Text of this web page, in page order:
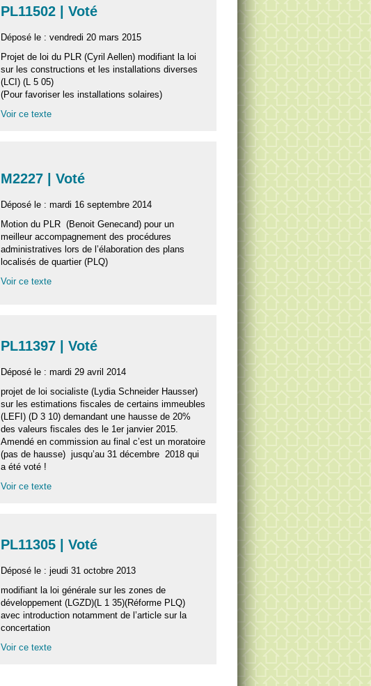
PL11502 | Voté
Déposé le : vendredi 20 mars 2015
Projet de loi du PLR (Cyril Aellen) modifiant la loi
sur les constructions et les installations diverses
(LCI) (L 5 05)
(Pour favoriser les installations solaires)
Voir ce texte
M2227 | Voté
Déposé le : mardi 16 septembre 2014
Motion du PLR (Benoit Genecand) pour un
meilleur accompagnement des procédures
administratives lors de l’élaboration des plans
localisés de quartier (PLQ)
Voir ce texte
PL11397 | Voté
Déposé le : mardi 29 avril 2014
projet de loi socialiste (Lydia Schneider Hausser)
sur les estimations fiscales de certains immeubles
(LEFI) (D 3 10) demandant une hausse de 20%
des valeurs fiscales des le 1er janvier 2015.
Amendé en commission au final c’est un moratoire
(pas de hausse) jusqu’au 31 décembre 2018 qui
a été voté !
Voir ce texte
PL11305 | Voté
Déposé le : jeudi 31 octobre 2013
modifiant la loi générale sur les zones de
développement (LGZD)(L 1 35)(Réforme PLQ)
avec introduction notamment de l’article sur la
concertation
Voir ce texte